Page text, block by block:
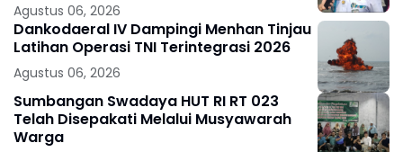
Agustus 06, 2026
Dankodaeral IV Dampingi Menhan Tinjau
Latihan Operasi TNI Terintegrasi 2026
Agustus 06, 2026
Sumbangan Swadaya HUT RI RT 023
Telah Disepakati Melalui Musyawarah
Warga